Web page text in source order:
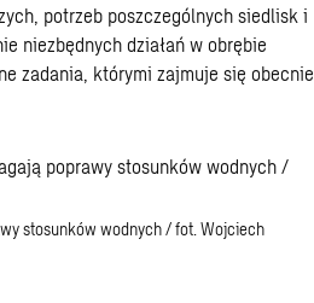
potrzeb poszczególnych siedlisk i
niezbędnych działań w obrębie
zadania, którymi zajmuje się obecnie
stosunków wodnych / fot. Wojciech